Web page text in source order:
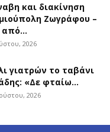
και διακίνηση
Ζωγράφου –
από...
2026
γιατρών το ταβάνι
«Δε φταίω...
2026